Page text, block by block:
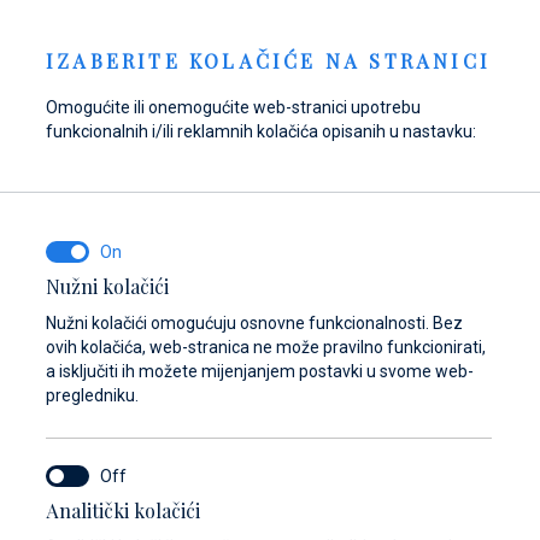
Saznajte više
svoje plovilo
Saznajte više
Saznajte više
NOVOSTI Pošaljite upit HR
IZABERITE KOLAČIĆE NA STRANICI
Omogućite ili onemogućite web-stranici upotrebu
funkcionalnih i/ili reklamnih kolačića opisanih u nastavku:
Nužni kolačići
Nužni kolačići omogućuju osnovne funkcionalnosti. Bez
ovih kolačića, web-stranica ne može pravilno funkcionirati,
a isključiti ih možete mijenjanjem postavki u svome web-
pregledniku.
Analitički kolačići